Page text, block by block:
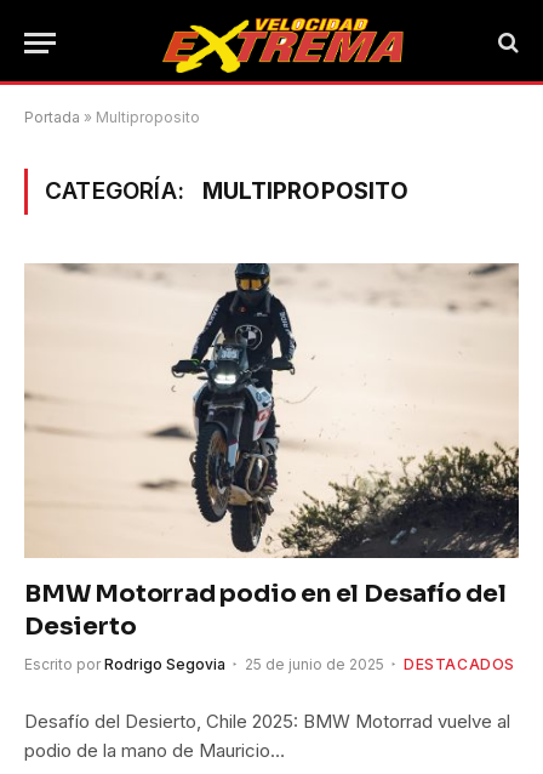
Portada » Multiproposito
CATEGORÍA: MULTIPROPOSITO
BMW Motorrad podio en el Desafío del
Desierto
Escrito por Rodrigo Segovia 25 de junio de 2025 DESTACADOS
Desafío del Desierto, Chile 2025: BMW Motorrad vuelve al
podio de la mano de Mauricio…